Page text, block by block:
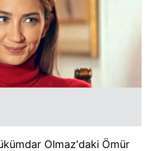
Olmaz'daki Ömür